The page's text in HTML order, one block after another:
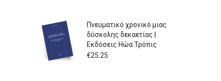
Πνευματικό χρονικό μιας
δύσκολης δεκαετίας |
Εκδόσεις Ηώα Τρόπις
€25.25